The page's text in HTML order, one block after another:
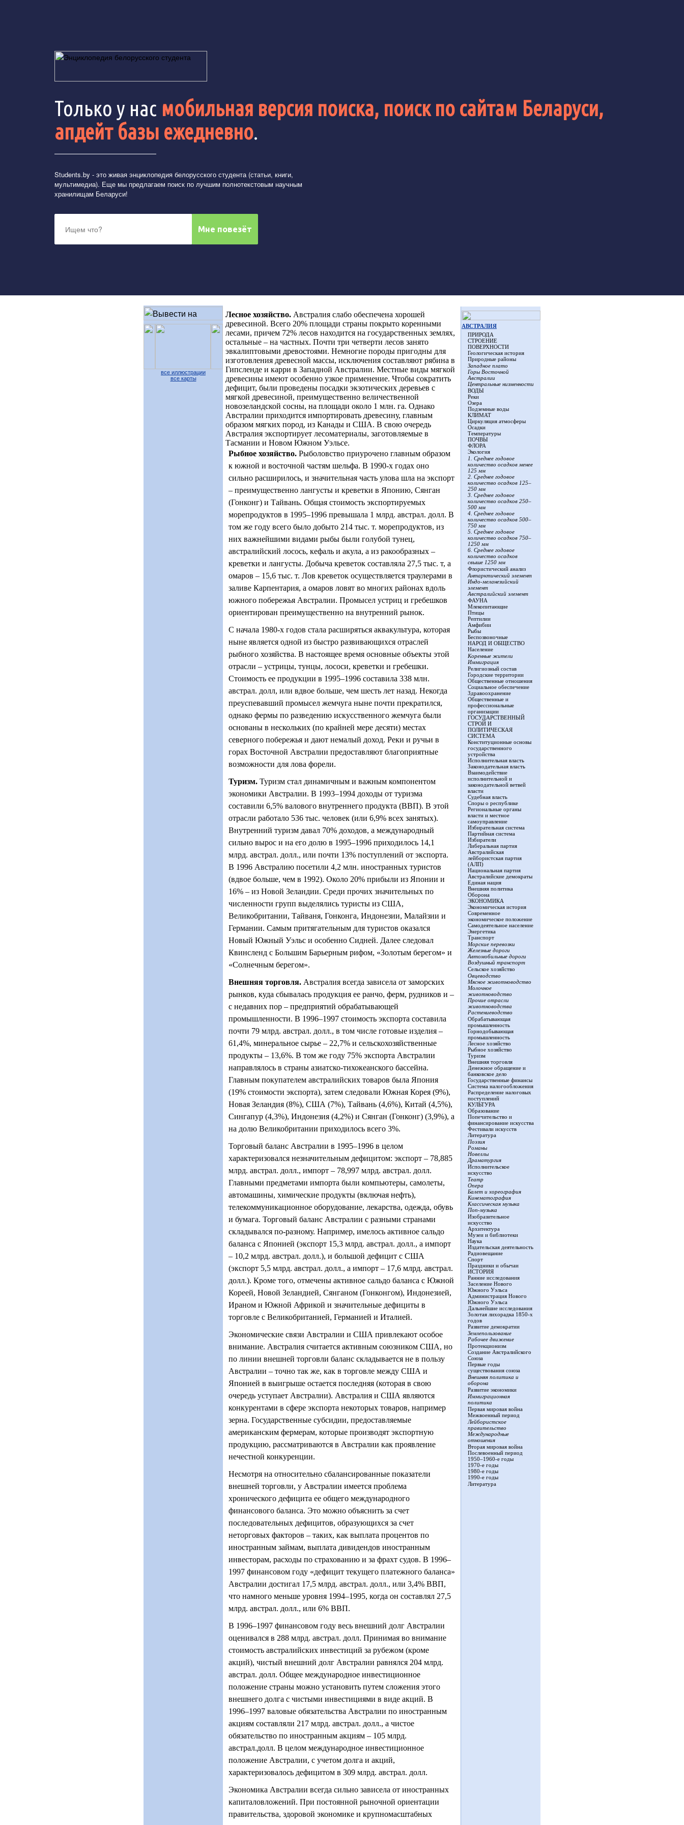
Только у нас мобильная версия поиска, поиск по сайтам Беларуси,
апдейт базы ежедневно.
Students.by - это живая энциклопедия белорусского студента (статьи, книги,
мультимедиа). Еще мы предлагаем поиск по лучшим полнотекстовым научным
хранилищам Беларуси!
все иллюстрации
все карты
Лесное хозяйство. Австралия слабо обеспечена хорошей
древесиной. Всего 20% площади страны покрыто коренными
лесами, причем 72% лесов находится на государственных землях,
остальные – на частных. Почти три четверти лесов занято
эвкалиптовыми древостоями. Немногие породы пригодны для
изготовления древесной массы, исключения составляют рябина в
Гипсленде и карри в Западной Австралии. Местные виды мягкой
древесины имеют особенно узкое применение. Чтобы сократить
дефицит, были проведены посадки экзотических деревьев с
мягкой древесиной, преимущественно величественной
новозеландской сосны, на площади около 1 млн. га. Однако
Австралии приходится импортировать древесину, главным
образом мягких пород, из Канады и США. В свою очередь
Австралия экспортирует лесоматериалы, заготовляемые в
Тасмании и Новом Южном Уэльсе.
Рыбное хозяйство. Рыболовство приурочено главным образом
к южной и восточной частям шельфа. В 1990-х годах оно
сильно расширилось, и значительная часть улова шла на экспорт
– преимущественно лангусты и креветки в Японию, Сянган
(Гонконг) и Тайвань. Общая стоимость экспортируемых
морепродуктов в 1995–1996 превышала 1 млрд. австрал. долл. В
том же году всего было добыто 214 тыс. т. морепродуктов, из
них важнейшими видами рыбы были голубой тунец,
австралийский лосось, кефаль и акула, а из ракообразных –
креветки и лангусты. Добыча креветок составляла 27,5 тыс. т, а
омаров – 15,6 тыс. т. Лов креветок осуществляется траулерами в
заливе Карпентария, а омаров ловят во многих районах вдоль
южного побережья Австралии. Промысел устриц и гребешков
ориентирован преимущественно на внутренний рынок.
С начала 1980-х годов стала расширяться аквакультура, которая
ныне является одной из быстро развивающихся отраслей
рыбного хозяйства. В настоящее время основные объекты этой
отрасли – устрицы, тунцы, лососи, креветки и гребешки.
Стоимость ее продукции в 1995–1996 составила 338 млн.
австрал. долл, или вдвое больше, чем шесть лет назад. Некогда
преуспевавший промысел жемчуга ныне почти прекратился,
однако фермы по разведению искусственного жемчуга были
основаны в нескольких (по крайней мере десяти) местах
северного побережья и дают немалый доход. Реки и ручьи в
горах Восточной Австралии предоставляют благоприятные
возможности для лова форели.
Туризм. Туризм стал динамичным и важным компонентом
экономики Австралии. В 1993–1994 доходы от туризма
составили 6,5% валового внутреннего продукта (ВВП). В этой
отрасли работало 536 тыс. человек (или 6,9% всех занятых).
Внутренний туризм давал 70% доходов, а международный
сильно вырос и на его долю в 1995–1996 приходилось 14,1
млрд. австрал. долл., или почти 13% поступлений от экспорта.
В 1996 Австралию посетили 4,2 млн. иностранных туристов
(вдвое больше, чем в 1992). Около 20% прибыли из Японии и
16% – из Новой Зеландии. Среди прочих значительных по
численности групп выделялись туристы из США,
Великобритании, Тайваня, Гонконга, Индонезии, Малайзии и
Германии. Самым притягательным для туристов оказался
Новый Южный Уэльс и особенно Сидней. Далее следовал
Квинсленд с Большим Барьерным рифом, «Золотым берегом» и
«Солнечным берегом».
Внешняя торговля. Австралия всегда зависела от заморских
рынков, куда сбывалась продукция ее ранчо, ферм, рудников и –
с недавних пор – предприятий обрабатывающей
промышленности. В 1996–1997 стоимость экспорта составила
почти 79 млрд. австрал. долл., в том числе готовые изделия –
61,4%, минеральное сырье – 22,7% и сельскохозяйственные
продукты – 13,6%. В том же году 75% экспорта Австралии
направлялось в страны азиатско-тихокеанского бассейна.
Главным покупателем австралийских товаров была Япония
(19% стоимости экспорта), затем следовали Южная Корея (9%),
Новая Зеландия (8%), США (7%), Тайвань (4,6%), Китай (4,5%),
Сингапур (4,3%), Индонезия (4,2%) и Сянган (Гонконг) (3,9%), а
на долю Великобритании приходилось всего 3%.
Торговый баланс Австралии в 1995–1996 в целом
характеризовался незначительным дефицитом: экспорт – 78,885
млрд. австрал. долл., импорт – 78,997 млрд. австрал. долл.
Главными предметами импорта были компьютеры, самолеты,
автомашины, химические продукты (включая нефть),
телекоммуникационное оборудование, лекарства, одежда, обувь
и бумага. Торговый баланс Австралии с разными странами
складывался по-разному. Например, имелось активное сальдо
баланса с Японией (экспорт 15,3 млрд. австрал. долл., а импорт
– 10,2 млрд. австрал. долл.), и большой дефицит с США
(экспорт 5,5 млрд. австрал. долл., а импорт – 17,6 млрд. австрал.
долл.). Кроме того, отмечены активное сальдо баланса с Южной
Кореей, Новой Зеландией, Сянганом (Гонконгом), Индонезией,
Ираном и Южной Африкой и значительные дефициты в
торговле с Великобританией, Германией и Италией.
Экономические связи Австралии и США привлекают особое
внимание. Австралия считается активным союзником США, но
по линии внешней торговли баланс складывается не в пользу
Австралии – точно так же, как в торговле между США и
Японией в выигрыше остается последняя (которая в свою
очередь уступает Австралии). Австралия и США являются
конкурентами в сфере экспорта некоторых товаров, например
зерна. Государственные субсидии, предоставляемые
американским фермерам, которые производят экспортную
продукцию, рассматриваются в Австралии как проявление
нечестной конкуренции.
Несмотря на относительно сбалансированные показатели
внешней торговли, у Австралии имеется проблема
хронического дефицита ее общего международного
финансового баланса. Это можно объяснить за счет
последовательных дефицитов, образующихся за счет
неторговых факторов – таких, как выплата процентов по
иностранным займам, выплата дивидендов иностранным
инвесторам, расходы по страхованию и за фрахт судов. В 1996–
1997 финансовом году «дефицит текущего платежного баланса»
Австралии достигал 17,5 млрд. австрал. долл., или 3,4% ВВП,
что намного меньше уровня 1994–1995, когда он составлял 27,5
млрд. австрал. долл., или 6% ВВП.
В 1996–1997 финансовом году весь внешний долг Австралии
оценивался в 288 млрд. австрал. долл. Принимая во внимание
стоимость австралийских инвестиций за рубежом (кроме
акций), чистый внешний долг Австралии равнялся 204 млрд.
австрал. долл. Общее международное инвестиционное
положение страны можно установить путем сложения этого
внешнего долга с чистыми инвестициями в виде акций. В
1996–1997 валовые обязательства Австралии по иностранным
акциям составляли 217 млрд. австрал. долл., а чистое
обязательство по иностранным акциям – 105 млрд.
австрал.долл. В целом международное инвестиционное
положение Австралии, с учетом долга и акций,
характеризовалось дефицитом в 309 млрд. австрал. долл.
Экономика Австралии всегда сильно зависела от иностранных
капиталовложений. При постоянной рыночной ориентации
правительства, здоровой экономике и крупномасштабных
АВСТРАЛИЯ
ПРИРОДА
СТРОЕНИЕ
ПОВЕРХНОСТИ
Геологическая история
Природные районы
Западное плато
Горы Восточной
Австралии
Центральные низменности
ВОДЫ
Реки
Озера
Подземные воды
КЛИМАТ
Циркуляция атмосферы
Осадки
Температуры
ПОЧВЫ
ФЛОРА
Экология
1. Среднее годовое
количество осадков менее
125 мм
2. Среднее годовое
количество осадков 125–
250 мм
3. Среднее годовое
количество осадков 250–
500 мм
4. Среднее годовое
количество осадков 500–
750 мм
5. Среднее годовое
количество осадков 750–
1250 мм
6. Среднее годовое
количество осадков
свыше 1250 мм
Флористический анализ
Антарктический элемент
Индо-меланезийский
элемент
Австралийский элемент
ФАУНА
Млекопитающие
Птицы
Рептилии
Амфибии
Рыбы
Беспозвоночные
НАРОД И ОБЩЕСТВО
Население
Коренные жители
Иммиграция
Религиозный состав
Городские территории
Общественные отношения
Социальное обеспечение
Здравоохранение
Общественные и
профессиональные
организации
ГОСУДАРСТВЕННЫЙ
СТРОЙ И
ПОЛИТИЧЕСКАЯ
СИСТЕМА
Конституционные основы
государственного
устройства
Исполнительная власть
Законодательная власть
Взаимодействие
исполнительной и
законодательной ветвей
власти
Судебная власть
Споры о республике
Региональные органы
власти и местное
самоуправление
Избирательная система
Партийная система
Избиратели
Либеральная партия
Австралийская
лейбористская партия
(АЛП)
Национальная партия
Австралийские демократы
Единая нация
Внешняя политика
Оборона
ЭКОНОМИКА
Экономическая история
Современное
экономическое положение
Самодеятельное население
Энергетика
Транспорт
Морские перевозки
Железные дороги
Автомобильные дороги
Воздушный транспорт
Сельское хозяйство
Овцеводство
Мясное животноводство
Молочное
животноводство
Прочие отрасли
животноводства
Растениеводство
Обрабатывающая
промышленность
Горнодобывающая
промышленность
Лесное хозяйство
Рыбное хозяйство
Туризм
Внешняя торговля
Денежное обращение и
банковское дело
Государственные финансы
Система налогообложения
Распределение налоговых
поступлений
КУЛЬТУРА
Образование
Попечительство и
финансирование искусства
Фестивали искусств
Литература
Поэзия
Романы
Новеллы
Драматургия
Исполнительское
искусство
Театр
Опера
Балет и хореография
Кинематография
Классическая музыка
Поп-музыка
Изобразительное
искусство
Архитектура
Музеи и библиотеки
Наука
Издательская деятельность
Радиовещание
Спорт
Праздники и обычаи
ИСТОРИЯ
Ранние исследования
Заселение Нового
Южного Уэльса
Администрация Нового
Южного Уэльса
Дальнейшие исследования
Золотая лихорадка 1850-х
годов
Развитие демократии
Землепользование
Рабочее движение
Протекционизм
Создание Австралийского
Союза
Первые годы
существования союза
Внешняя политика и
оборона
Развитие экономики
Иммиграционная
политика
Первая мировая война
Межвоенный период
Лейбористское
правительство
Международные
отношения
Вторая мировая война
Послевоенный период
1950–1960-е годы
1970-е годы
1980-е годы
1990-е годы
Литература